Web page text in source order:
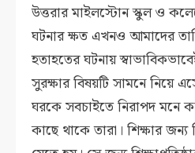
উত্তরার মাইলস্টোন স্কুল ও
ঘটনার ক্ষত এখনও আমাদের
হতাহতের ঘটনায়
সুরক্ষার বিষয়টি সামনে নিয়ে
ঘরকে সবচাইতে নিরাপদ মনে
কাছে থাকে তারা। শিক্ষার জন্য